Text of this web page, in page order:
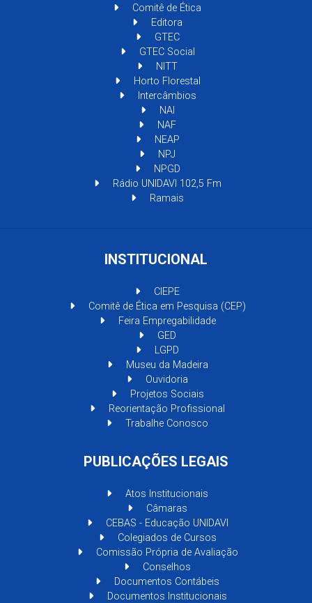
Comitê de Ética
Editora
GTEC
GTEC Social
NITT
Horto Florestal
Intercâmbios
NAI
NAF
NEAP
NPJ
NPGD
Rádio UNIDAVI 102,5 Fm
Ramais
INSTITUCIONAL
CIEPE
Comitê de Ética em Pesquisa (CEP)
Feira Empregabilidade
GED
LGPD
Museu da Madeira
Ouvidoria
Projetos Sociais
Reorientação Profissional
Trabalhe Conosco
PUBLICAÇÕES LEGAIS
Atos Institucionais
Câmaras
CEBAS - Educação UNIDAVI
Colegiados de Cursos
Comissão Própria de Avaliação
Conselhos
Documentos Contábeis
Documentos Institucionais